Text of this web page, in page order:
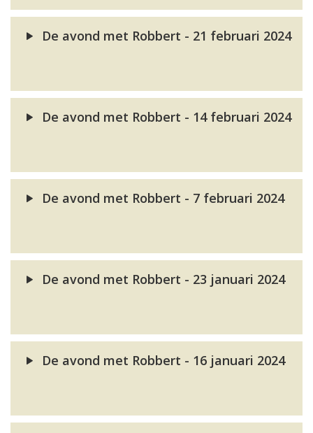
De avond met Robbert - 21 februari 2024
De avond met Robbert - 14 februari 2024
De avond met Robbert - 7 februari 2024
De avond met Robbert - 23 januari 2024
De avond met Robbert - 16 januari 2024